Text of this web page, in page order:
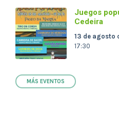
Juegos
Cedeira
13 de agosto
17:30
MÁS EVENTOS